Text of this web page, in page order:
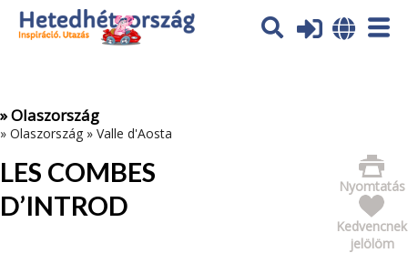
Az oldal sütiket (cookies) használ. További tájékoztatás itt:
Adatvédelmi tájékoztató
» Olaszország
» Olaszország » Valle d'Aosta
LES COMBES
D’INTROD
Nyomtatás
Kedvencnek
jelölöm